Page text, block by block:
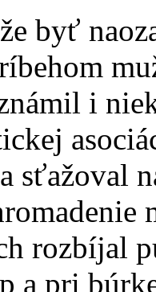
byť
i
sťažoval
rozbíjal
a pri